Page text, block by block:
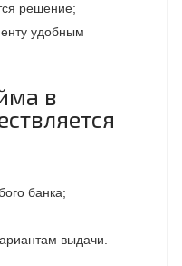
решение;
удобным
в
банка;
выдачи.